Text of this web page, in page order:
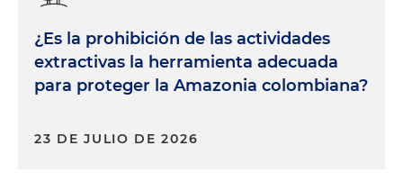
¿Es la prohibición de las actividades
extractivas la herramienta adecuada
para proteger la Amazonia colombiana?
23 DE JULIO DE 2026